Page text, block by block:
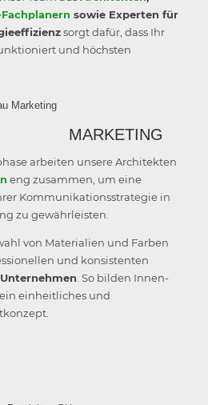
Fachplanern sowie Experten für
sorgt dafür, dass Ihr
und höchsten
MARKETING
arbeiten unsere Architekten
eng zusammen, um eine
Kommunikationsstrategie in
zu gewährleisten.
von Materialien und Farben
und konsistenten
. So bilden Innen-
einheitliches und